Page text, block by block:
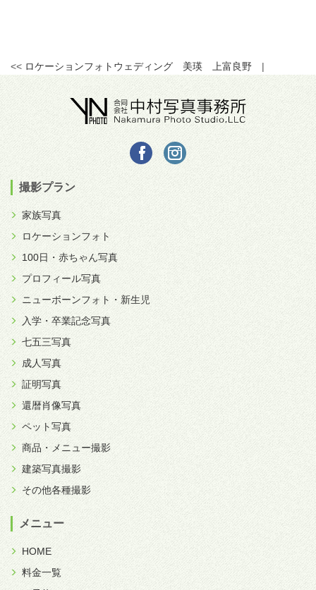
<< ロケーションフォトウェディング 美瑛 上富良野 |
撮影プラン
家族写真
ロケーションフォト
100日・赤ちゃん写真
プロフィール写真
ニューボーンフォト・新生児
入学・卒業記念写真
七五三写真
成人写真
証明写真
還暦肖像写真
ペット写真
商品・メニュー撮影
建築写真撮影
その他各種撮影
メニュー
HOME
料金一覧